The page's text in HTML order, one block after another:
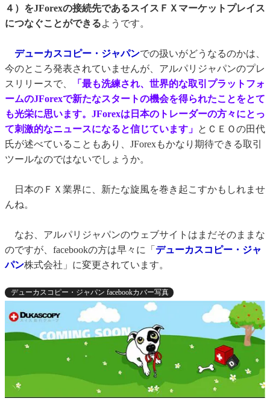
４）をJForexの接続先であるスイスＦＸマーケットプレイス
につなぐことができるようです。
デューカスコピー・ジャパンでの扱いがどうなるのかは、
今のところ発表されていませんが、アルパリジャパンのプレ
スリリースで、
「最も洗練され、世界的な取引プラットフォ
ームのJForexで新たなスタートの機会を得られたことをとて
も光栄に思います。JForexは日本のトレーダーの方々にとっ
て刺激的なニュースになると信じています」 とＣＥＯの田代
氏が述べていることもあり、JForexもかなり期待できる取引
ツールなのではないでしょうか。
日本のＦＸ業界に、新たな旋風を巻き起こすかもしれませ
んね。
なお、アルパリジャパンのウェブサイトはまだそのままな
のですが、facebookの方は早々に「 デューカスコピー・ジャ
パン株式会社」に変更されています。
デューカスコピー・ジャパン facebookカバー写真